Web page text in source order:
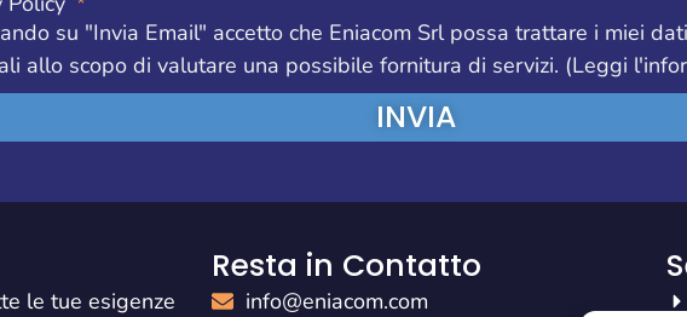
su "Invia Email" accetto che Eniacom Srl possa trattare i miei
allo scopo di valutare una possibile fornitura di servizi. (Leggi
INVIA
le tue esigenze
Resta in Contatto
info@eniacom.com